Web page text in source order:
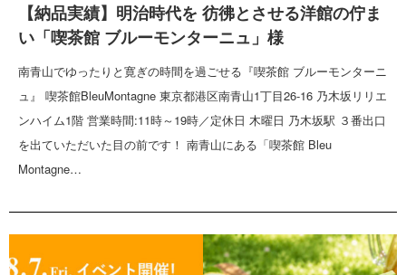
【納品実績】明治時代を 彷彿とさせる洋館の佇ま
い「喫茶館 ブルーモンターニュ」様
南青山でゆったりと寛ぎの時間を過ごせる『喫茶館 ブルーモンターニ
ュ』 喫茶館BleuMontagne 東京都港区南青山1丁目26-16 乃木坂リリエ
ンハイム1階 営業時間:11時～19時／定休日 木曜日 乃木坂駅 ３番出口
を出ていただいた目の前です！ 南青山にある「喫茶館 Bleu
Montagne…